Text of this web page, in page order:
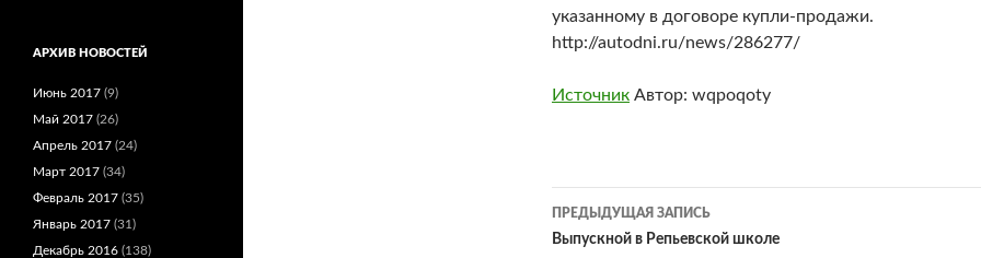
указанному в договоре купли-продажи.
http://autodni.ru/news/286277/
Источник Автор: wqpoqoty
Навигация
по
ПРЕДЫДУЩАЯ ЗАПИСЬ
Выпускной в Репьевской школе
АРХИВ НОВОСТЕЙ
Июнь 2017 (9)
Май 2017 (26)
Апрель 2017 (24)
Март 2017 (34)
Февраль 2017 (35)
Январь 2017 (31)
Декабрь 2016 (138)